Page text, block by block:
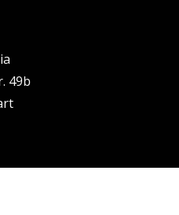
49b